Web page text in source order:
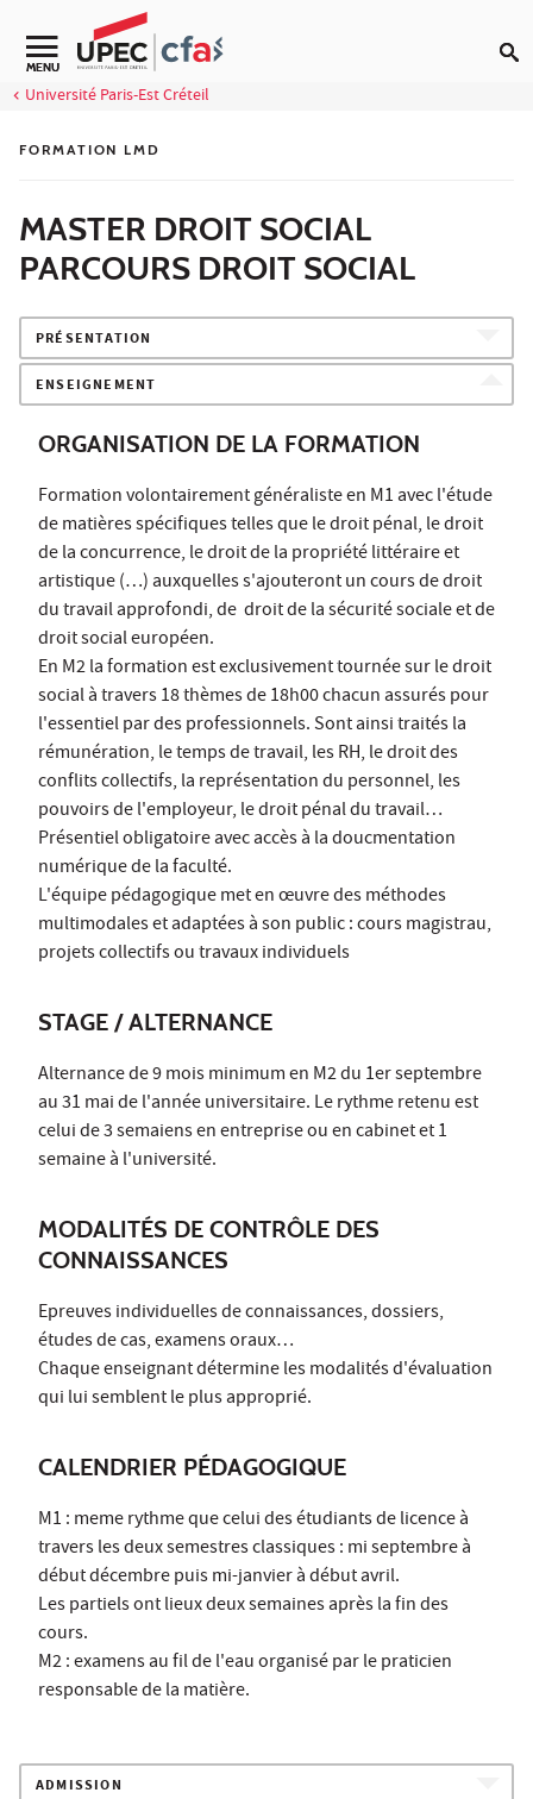
Aller au contenu
MENU
Université Paris-Est Créteil
FORMATION LMD
MASTER DROIT SOCIAL
PARCOURS DROIT SOCIAL
PRÉSENTATION
ENSEIGNEMENT
ORGANISATION DE LA FORMATION
Formation volontairement généraliste en M1 avec l'étude
de matières spécifiques telles que le droit pénal, le droit
de la concurrence, le droit de la propriété littéraire et
artistique (…) auxquelles s'ajouteront un cours de droit
du travail approfondi, de droit de la sécurité sociale et de
droit social européen.
En M2 la formation est exclusivement tournée sur le droit
social à travers 18 thèmes de 18h00 chacun assurés pour
l'essentiel par des professionnels. Sont ainsi traités la
rémunération, le temps de travail, les RH, le droit des
conflits collectifs, la représentation du personnel, les
pouvoirs de l'employeur, le droit pénal du travail…
Présentiel obligatoire avec accès à la doucmentation
numérique de la faculté.
L'équipe pédagogique met en œuvre des méthodes
multimodales et adaptées à son public : cours magistrau,
projets collectifs ou travaux individuels
STAGE / ALTERNANCE
Alternance de 9 mois minimum en M2 du 1er septembre
au 31 mai de l'année universitaire. Le rythme retenu est
celui de 3 semaiens en entreprise ou en cabinet et 1
semaine à l'université.
MODALITÉS DE CONTRÔLE DES
CONNAISSANCES
Epreuves individuelles de connaissances, dossiers,
études de cas, examens oraux…
Chaque enseignant détermine les modalités d'évaluation
qui lui semblent le plus approprié.
CALENDRIER PÉDAGOGIQUE
M1 : meme rythme que celui des étudiants de licence à
travers les deux semestres classiques : mi septembre à
début décembre puis mi-janvier à début avril.
Les partiels ont lieux deux semaines après la fin des
cours.
M2 : examens au fil de l'eau organisé par le praticien
responsable de la matière.
ADMISSION